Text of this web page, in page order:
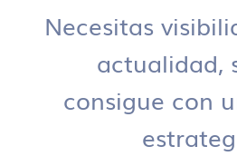
Necesitas
actualidad,
consigue con